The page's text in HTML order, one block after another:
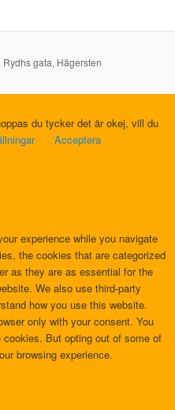
gata, Hägersten
du tycker det är okej, vill du
Acceptera
experience while you navigate
the cookies that are categorized
as they are as essential for the
We also use third-party
how you use this website.
only with your consent. You
But opting out of some of
browsing experience.